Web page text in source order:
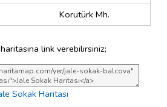
Korutürk Mh.
link verebilirsiniz;
Sokak Haritası